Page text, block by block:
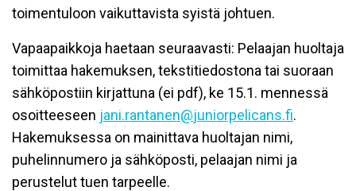
toimentuloon vaikuttavista syistä johtuen.
Vapaapaikkoja haetaan seuraavasti: Pelaajan huoltaja
toimittaa hakemuksen, tekstitiedostona tai suoraan
sähköpostiin kirjattuna (ei pdf), ke 15.1. mennessä
osoitteeseen jani.rantanen@juniorpelicans.fi.
Hakemuksessa on mainittava huoltajan nimi,
puhelinnumero ja sähköposti, pelaajan nimi ja
perustelut tuen tarpeelle.